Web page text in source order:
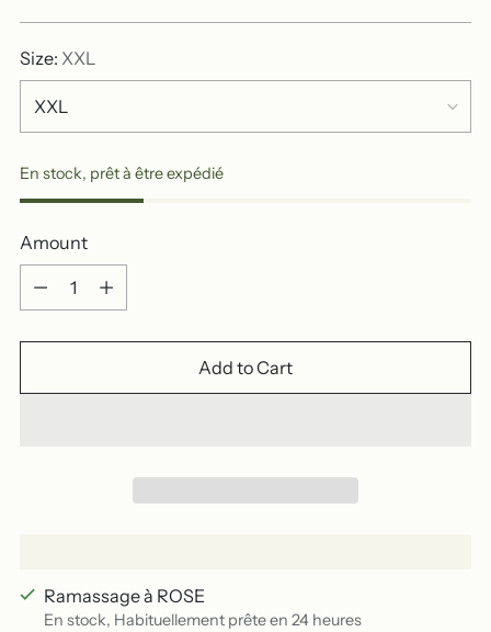
Size: XXL
En stock, prêt à être expédié
Amount
Amount
Add to Cart
Ramassage à ROSE
En stock, Habituellement prête en 24 heures